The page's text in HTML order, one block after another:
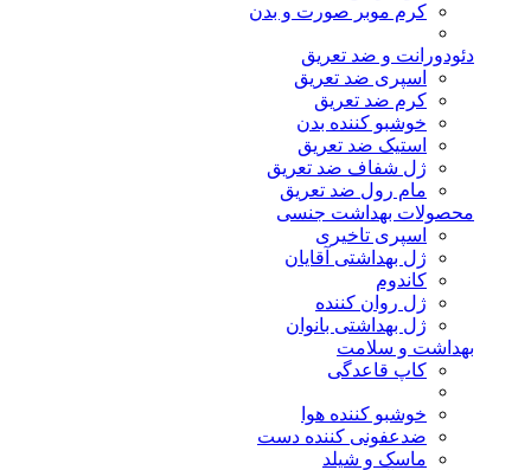
کرم موبر صورت و بدن
دئودورانت و ضد تعریق
اسپری ضد تعریق
کرم ضد تعریق
خوشبو کننده بدن
استیک ضد تعریق
ژل شفاف ضد تعریق
مام رول ضد تعریق
محصولات بهداشت جنسی
اسپری تاخیری
ژل بهداشتی آقایان
کاندوم
ژل روان کننده
ژل بهداشتی بانوان
بهداشت و سلامت
کاپ قاعدگی
خوشبو کننده هوا
ضدعفونی کننده دست
ماسک و شیلد